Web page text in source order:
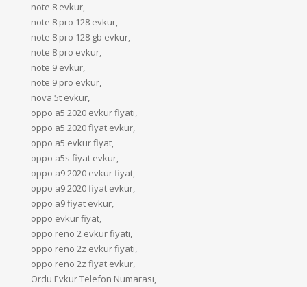
note 8 evkur,
note 8 pro 128 evkur,
note 8 pro 128 gb evkur,
note 8 pro evkur,
note 9 evkur,
note 9 pro evkur,
nova 5t evkur,
oppo a5 2020 evkur fiyatı,
oppo a5 2020 fiyat evkur,
oppo a5 evkur fiyat,
oppo a5s fiyat evkur,
oppo a9 2020 evkur fiyat,
oppo a9 2020 fiyat evkur,
oppo a9 fiyat evkur,
oppo evkur fiyat,
oppo reno 2 evkur fiyatı,
oppo reno 2z evkur fiyatı,
oppo reno 2z fiyat evkur,
Ordu Evkur Telefon Numarası,